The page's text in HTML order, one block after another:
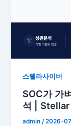
스텔라사이버
SOC가 가
석 |
admin/2026-